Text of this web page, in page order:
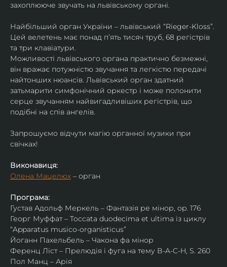
захоплююче звучать на львівському органі.
Найбільший орган України – львівський “Rieger-Kloss”.
Цей велетень має понад пʼять тисяч труб, 68 регістрів
та три клавіатури.
Можливості львівського органа практично безмежні,
він вражає потужністю звучання та легкістю передачі
найтонших нюансів. Львівський орган здатний
затьмарити симфонічний оркестр і може полонити
серце звучанням найвигадливіших регістрів, що
подібні на спів ангелів.
Запрошуємо відчути магію органної музики при
свічках!
Виконавиця:
Олена Мацелюх – орган
Програма:
Густав Адольф Меркель – Фантазія ре мінор, op. 176
Георг Муффат – Toccata duodecima et ultima із циклу
“Apparatus musico-organisticus”
Йоганн Пахельбель – Чакона фа мінор
Ференц Ліст – Прелюдія і фуга на тему B-A-C-H, S. 260
Пол Манц – Арія